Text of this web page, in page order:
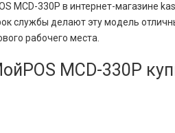
MCD-330Р в интернет-магазине
службы делают эту модель
рабочего места.
MCD-330Р